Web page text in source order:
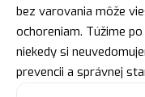
bez varovania môže
ochoreniam. Túžime
niekedy si
prevencii a správnej